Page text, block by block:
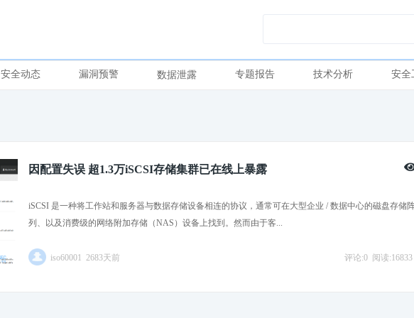
安全动态 漏洞预警 数据泄露 专题报告 技术分析 安全
因配置失误 超1.3万iSCSI存储集群已在线上暴露
iSCSI 是一种将工作站和服务器与数据存储设备相连的协议，通常可在大型企业 / 数据中心的磁盘存储
列、以及消费级的网络附加存储（NAS）设备上找到。然而由于客...
iso60001 2683天前 阅读:16833
评论:0